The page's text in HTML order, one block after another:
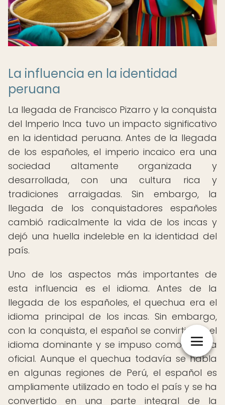
La influencia en la identidad
peruana
La llegada de Francisco Pizarro y la conquista
del Imperio Inca tuvo un impacto significativo
en la identidad peruana. Antes de la llegada
de los españoles, el imperio incaico era una
sociedad altamente organizada y
desarrollada, con una cultura rica y
tradiciones arraigadas. Sin embargo, la
llegada de los conquistadores españoles
cambió radicalmente la vida de los incas y
dejó una huella indeleble en la identidad del
país.
Uno de los aspectos más importantes de
esta influencia es el idioma. Antes de la
llegada de los españoles, el quechua era el
idioma principal de los incas. Sin embargo,
con la conquista, el español se convirtió en el
idioma dominante y se impuso como lengua
oficial. Aunque el quechua todavía se habla
en algunas regiones de Perú, el español es
ampliamente utilizado en todo el país y se ha
convertido en una parte integral de la